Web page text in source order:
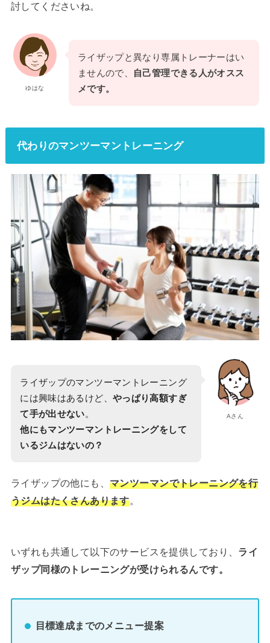
討してくださいね。
ゆはな
ライザップと異なり専属トレーナーはい
ませんので、
自己管理できる人がオスス
メです。
代わりのマンツーマントレーニング
Aさん
ライザップのマンツーマントレーニング
には興味はあるけど、 やっぱり高額すぎ
て手が出せない。
他にもマンツーマントレーニングをして
いるジムはないの？
ライザップの他にも、マンツーマンでトレーニングを行
うジムはたくさんあります。
いずれも共通して以下のサービスを提供しており、 ライ
ザップ同様のトレーニングが受けられるんです。
目標達成までのメニュー提案